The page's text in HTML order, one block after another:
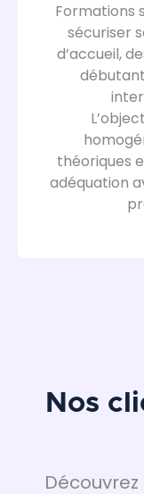
Formations
sécuriser
d’accueil,
théoriques
adéquation
Nos